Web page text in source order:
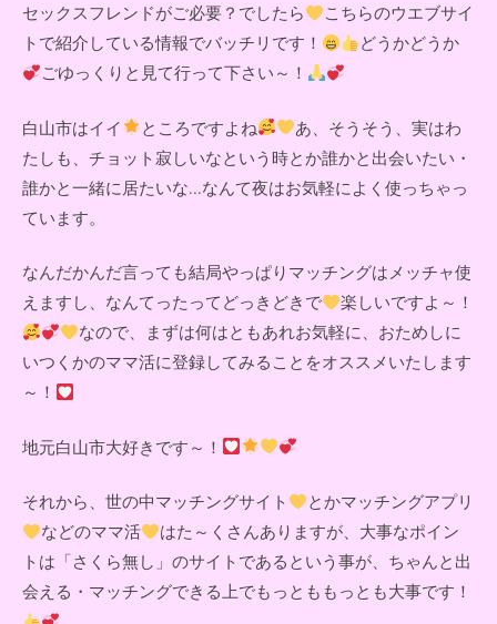
セックスフレンドがご必要？でしたら
こちらのウエブサイ
トで紹介している情報でバッチリです！
どうかどうか
ごゆっくりと見て行って下さい～！
白山市はイイ ところですよね
あ、そうそう、実はわ
たしも、チョット寂しいなという時とか誰かと出会いたい・
誰かと一緒に居たいな...なんて夜はお気軽によく使っちゃっ
ています。
なんだかんだ言っても結局やっぱりマッチングはメッチャ使
えますし、なんてったってどっきどきで
楽しいですよ～！
なので、まずは何はともあれお気軽に、おためしに
いつくかのママ活に登録してみることをオススメいたします
～！
地元白山市大好きです～！
それから、世の中マッチングサイト
とかマッチングアプリ
などのママ活
はた～くさんありますが、大事なポイン
トは「さくら無し」のサイトであるという事が、ちゃんと出
会える・マッチングできる上でもっとももっとも大事です！